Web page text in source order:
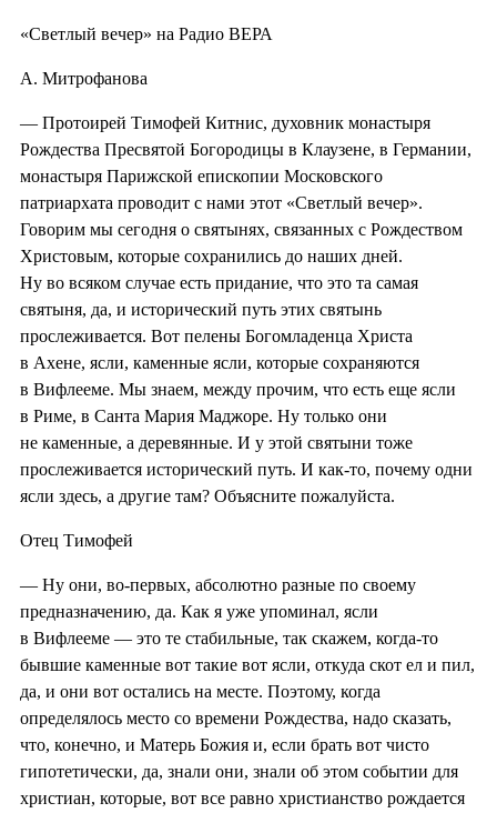
«Светлый вечер» на Радио ВЕРА
А. Митрофанова
— Протоирей Тимофей Китнис, духовник монастыря
Рождества Пресвятой Богородицы в Клаузене, в Германии,
монастыря Парижской епископии Московского
патриархата проводит с нами этот «Светлый вечер».
Говорим мы сегодня о святынях, связанных с Рождеством
Христовым, которые сохранились до наших дней.
Ну во всяком случае есть придание, что это та самая
святыня, да, и исторический путь этих святынь
прослеживается. Вот пелены Богомладенца Христа
в Ахене, ясли, каменные ясли, которые сохраняются
в Вифлееме. Мы знаем, между прочим, что есть еще ясли
в Риме, в Санта Мария Маджоре. Ну только они
не каменные, а деревянные. И у этой святыни тоже
прослеживается исторический путь. И как-то, почему одни
ясли здесь, а другие там? Объясните пожалуйста.
Отец Тимофей
— Ну они, во-первых, абсолютно разные по своему
предназначению, да. Как я уже упоминал, ясли
в Вифлееме — это те стабильные, так скажем, когда-то
бывшие каменные вот такие вот ясли, откуда скот ел и пил,
да, и они вот остались на месте. Поэтому, когда
определялось место со времени Рождества, надо сказать,
что, конечно, и Матерь Божия и, если брать вот чисто
гипотетически, да, знали они, знали об этом событии для
христиан, которые, вот все равно христианство рождается